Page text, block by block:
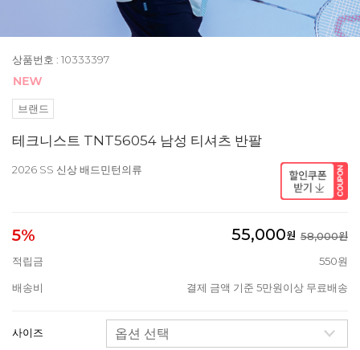
상품번호 : 10333397
브랜드
테크니스트 TNT56054 남성 티셔츠 반팔
2026 SS 신상 배드민턴의류
5% 55,000원 58,000원
적립금
550원
배송비 결제 금액 기준 5만원이상 무료배송
사이즈